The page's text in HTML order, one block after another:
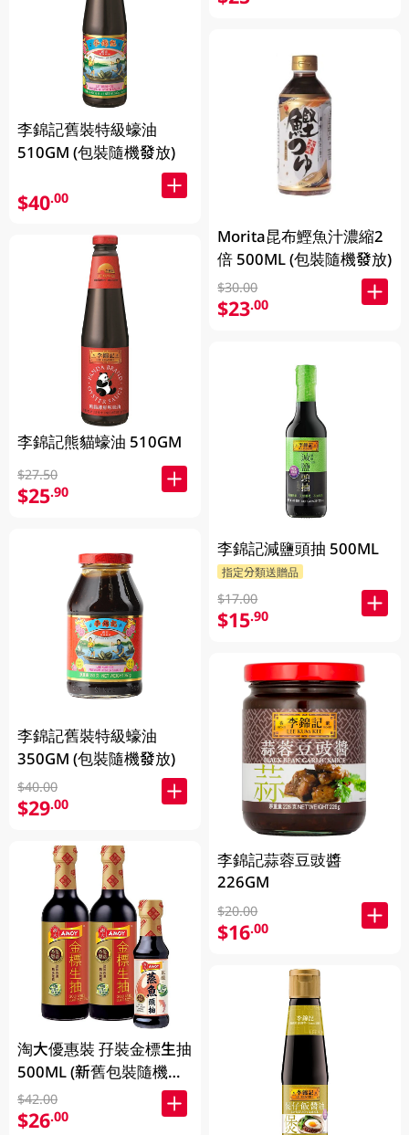
李錦記舊裝特級蠔油
510GM (包裝隨機發放)
$40.00
李錦記熊貓蠔油 510GM
$27.50
$25.90
李錦記舊裝特級蠔油
350GM (包裝隨機發放)
$40.00
$29.00
淘大優惠裝 孖裝金標生抽
500ML (新舊包裝隨機發
送)
$42.00
$26.00
Morita昆布鰹魚汁濃縮2
倍 500ML (包裝隨機發放)
$30.00
$23.00
李錦記減鹽頭抽 500ML
指定分類送贈品
$17.00
$15.90
李錦記蒜蓉豆豉醬
226GM
$20.00
$16.00